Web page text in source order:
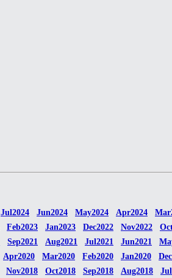
Jul2024 Jun2024 May2024 Apr2024
Feb2023 Jan2023 Dec2022 Nov2022
Sep2021 Aug2021 Jul2021 Jun2021
Apr2020 Mar2020 Feb2020 Jan2020
Nov2018 Oct2018 Sep2018 Aug2018